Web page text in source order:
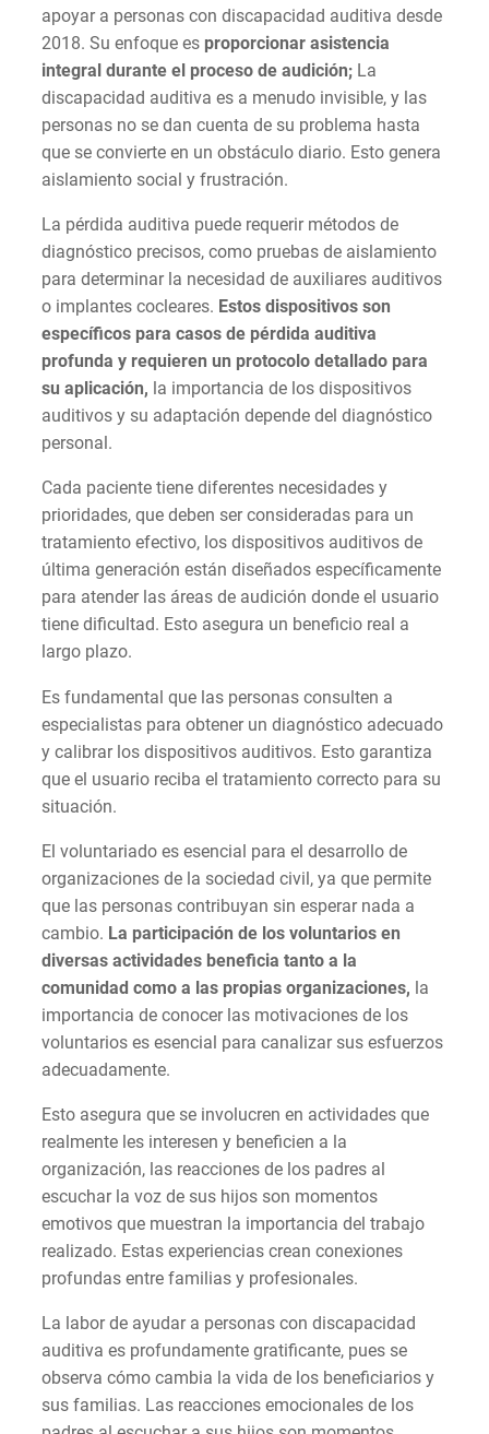
apoyar a personas con discapacidad auditiva desde
2018. Su enfoque es proporcionar asistencia
integral durante el proceso de audición; La
discapacidad auditiva es a menudo invisible, y las
personas no se dan cuenta de su problema hasta
que se convierte en un obstáculo diario. Esto genera
aislamiento social y frustración.
La pérdida auditiva puede requerir métodos de
diagnóstico precisos, como pruebas de aislamiento
para determinar la necesidad de auxiliares auditivos
o implantes cocleares. Estos dispositivos son
específicos para casos de pérdida auditiva
profunda y requieren un protocolo detallado para
su aplicación, la importancia de los dispositivos
auditivos y su adaptación depende del diagnóstico
personal.
Cada paciente tiene diferentes necesidades y
prioridades, que deben ser consideradas para un
tratamiento efectivo, los dispositivos auditivos de
última generación están diseñados específicamente
para atender las áreas de audición donde el usuario
tiene dificultad. Esto asegura un beneficio real a
largo plazo.
Es fundamental que las personas consulten a
especialistas para obtener un diagnóstico adecuado
y calibrar los dispositivos auditivos. Esto garantiza
que el usuario reciba el tratamiento correcto para su
situación.
El voluntariado es esencial para el desarrollo de
organizaciones de la sociedad civil, ya que permite
que las personas contribuyan sin esperar nada a
cambio. La participación de los voluntarios en
diversas actividades beneficia tanto a la
comunidad como a las propias organizaciones, la
importancia de conocer las motivaciones de los
voluntarios es esencial para canalizar sus esfuerzos
adecuadamente.
Esto asegura que se involucren en actividades que
realmente les interesen y beneficien a la
organización, las reacciones de los padres al
escuchar la voz de sus hijos son momentos
emotivos que muestran la importancia del trabajo
realizado. Estas experiencias crean conexiones
profundas entre familias y profesionales.
La labor de ayudar a personas con discapacidad
auditiva es profundamente gratificante, pues se
observa cómo cambia la vida de los beneficiarios y
sus familias. Las reacciones emocionales de los